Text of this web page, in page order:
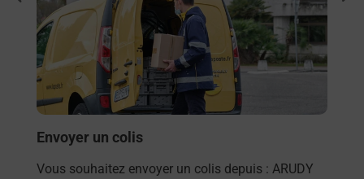
Envoyer un colis
Vous souhaitez envoyer un colis depuis : ARUDY